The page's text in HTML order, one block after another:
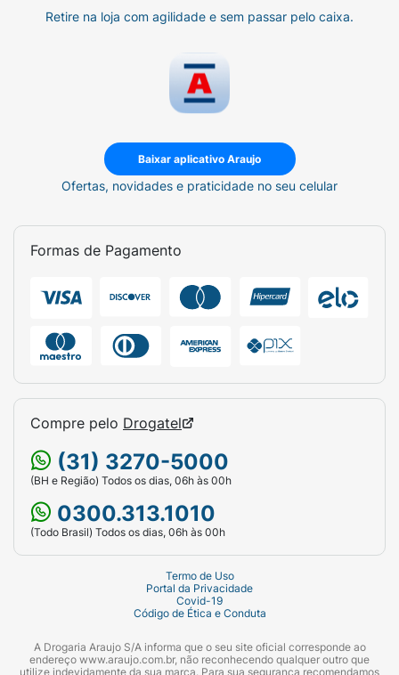
Retire na loja com agilidade e sem passar pelo caixa.
Baixar aplicativo Araujo
Ofertas, novidades e praticidade no seu celular
Formas de Pagamento
Compre pelo Drogatel
(31) 3270-5000
(BH e Região) Todos os dias, 06h às 00h
0300.313.1010
(Todo Brasil) Todos os dias, 06h às 00h
Termo de Uso
Portal da Privacidade
Covid-19
Código de Ética e Conduta
A Drogaria Araujo S/A informa que o seu site oficial corresponde ao
endereço www.araujo.com.br, não reconhecendo qualquer outro que
utilize indevidamente da sua marca. Para sua segurança recomendamos